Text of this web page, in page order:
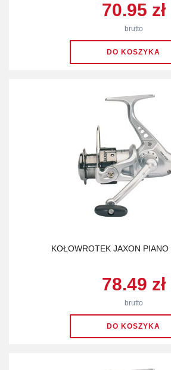
70.95 zł
brutto
KOŁOWROTEK JAXON
78.49 zł
brutto